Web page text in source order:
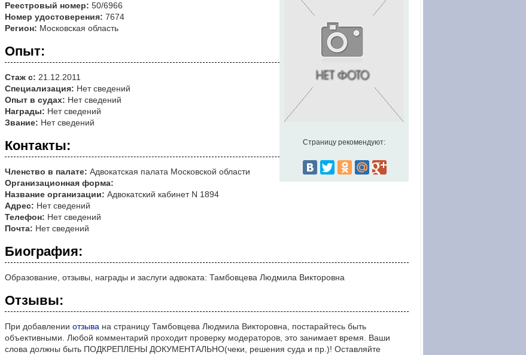
Страницу рекомендуют:
Реестровый номер: 50/6966
Номер удостоверения: 7674
Регион: Московская область
Опыт:
Стаж с: 21.12.2011
Специализация: Нет сведений
Опыт в судах: Нет сведений
Награды: Нет сведений
Звание: Нет сведений
Контакты:
Членство в палате: Адвокатская палата Московской области
Организационная форма:
Название организации: Адвокатский кабинет N 1894
Адрес: Нет сведений
Телефон: Нет сведений
Почта: Нет сведений
Биография:
Образование, отзывы, награды и заслуги адвоката: Тамбовцева Людмила Викторовна
Отзывы:
При добавлении отзыва на страницу Тамбовцева Людмила Викторовна, постарайтесь быть
объективными. Любой комментарий проходит проверку модераторов, это занимает время. Ваши
слова должны быть ПОДКРЕПЛЕНЫ ДОКУМЕНТАЛЬНО(чеки, решения суда и пр.)! Оставляйте